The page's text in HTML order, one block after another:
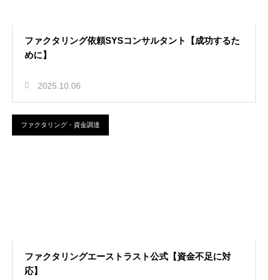
ファクタリング依頼SYSコンサルタント【成功するた
めに】
2025.10.06
ファクタリング・資金調達
ファクタリングエーストラスト公式【資金不足に対
応】